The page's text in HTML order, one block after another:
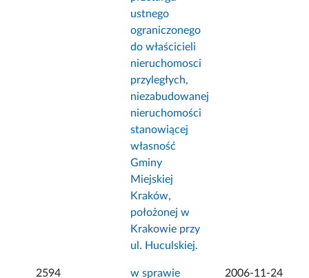
ustnego
ograniczonego
do właścicieli
nieruchomosci
przyległych,
niezabudowanej
nieruchomości
stanowiącej
własność
Gminy
Miejskiej
Kraków,
położonej w
Krakowie przy
ul. Huculskiej.
2594 w sprawie 2006-11-24